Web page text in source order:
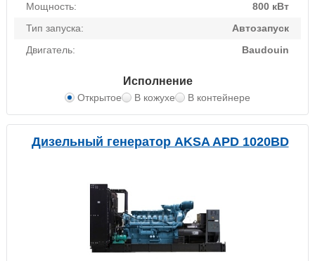
Мощность:
800 кВт
Тип запуска:
Автозапуск
Двигатель:
Baudouin
Исполнение
Открытое В кожухе В контейнере
Дизельный генератор AKSA APD 1020BD